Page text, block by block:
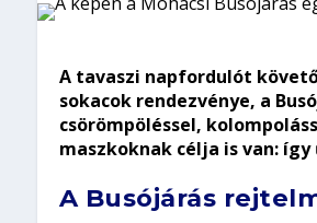
A tavaszi napfordulót
sokacok rendezvénye, a
csörömpöléssel,
maszkoknak célja is van:
A Busójárás